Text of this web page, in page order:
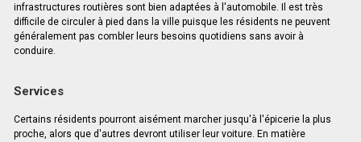
infrastructures routières sont bien adaptées à l'automobile. Il est très
difficile de circuler à pied dans la ville puisque les résidents ne peuvent
généralement pas combler leurs besoins quotidiens sans avoir à
conduire.
Services
Certains résidents pourront aisément marcher jusqu'à l'épicerie la plus
proche, alors que d'autres devront utiliser leur voiture. En matière